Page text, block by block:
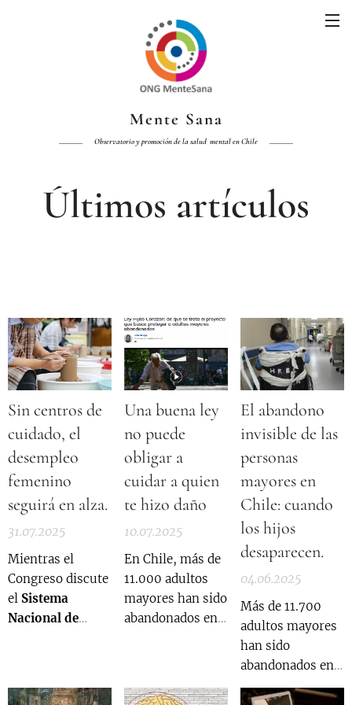
Mente Sana
Observatorio y promoción de la salud mental en Chile
Últimos artículos
Sin centros de
cuidado, el
desempleo
femenino
seguirá en alza.
31.07.2025
Mientras el
Congreso discute
el Sistema
Nacional de
el proyecto
Una buena ley
no puede
obligar a
cuidar a quien
te hizo daño
10.07.2025
En Chile, más de
11.000 adultos
mayores han sido
abandonados en
enfrentan su
El abandono
invisible de las
personas
mayores en
Chile: cuando
los hijos
desaparecen.
04.06.2025
Más de 11.700
adultos mayores
han sido
abandonados en
hospitales tras